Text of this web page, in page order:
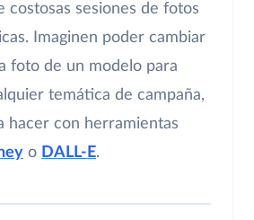
costosas sesiones de fotos
Imaginen poder cambiar
foto de un modelo para
temática de campaña,
hacer con herramientas
o DALL-E.